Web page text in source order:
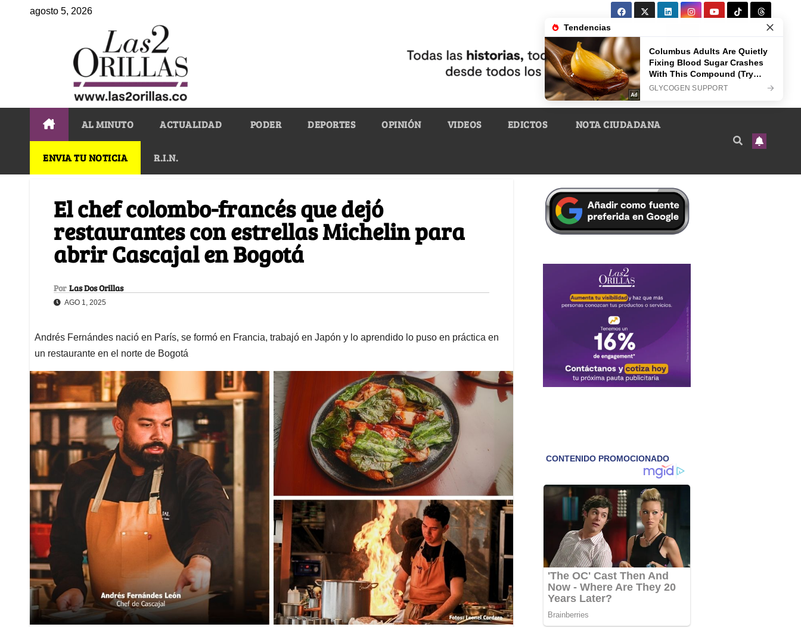
agosto 5, 2026
AL MINUTO ACTUALIDAD PODER DEPORTES OPINIÓN VIDEOS EDICTOS NOTA CIUDADANA
ENVIA TU NOTICIA R.I.N.
El chef colombo-francés que dejó
restaurantes con estrellas Michelin para
abrir Cascajal en Bogotá
Por Las Dos Orillas
AGO 1, 2025
Andrés Fernándes nació en París, se formó en Francia, trabajó en Japón y lo aprendido lo puso en práctica en
un restaurante en el norte de Bogotá